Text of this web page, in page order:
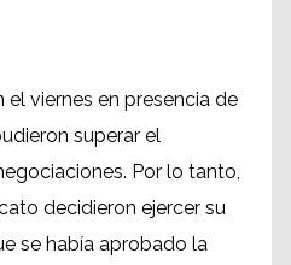
el viernes en presencia de
superar el
Por lo tanto,
decidieron ejercer su
se había aprobado la